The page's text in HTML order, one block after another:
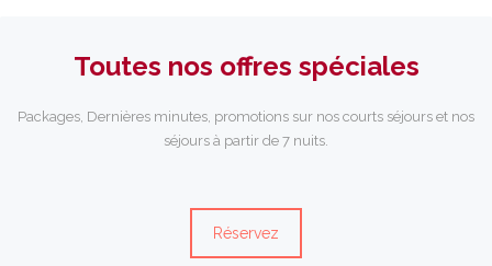
Toutes nos offres spéciales
Packages, Dernières minutes, promotions sur nos courts séjours et nos
séjours à partir de 7 nuits.
Réservez